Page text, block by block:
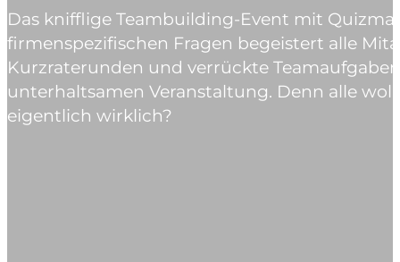
Das knifflige Teambuilding-Event mit
firmenspezifischen Fragen begeistert alle
Kurzraterunden und verrückte
unterhaltsamen Veranstaltung. Denn alle
eigentlich wirklich?